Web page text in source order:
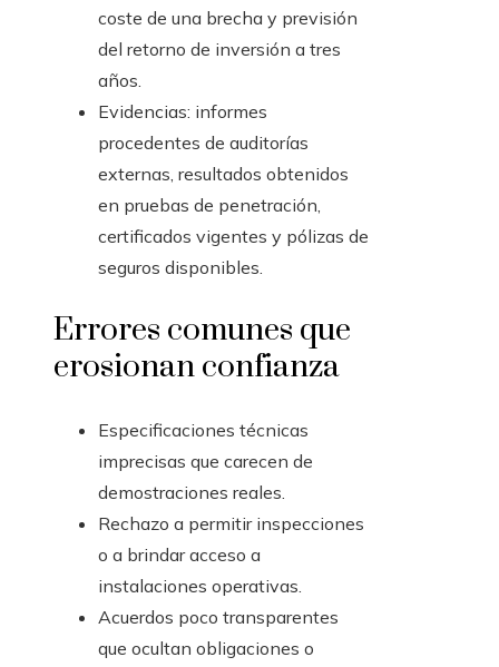
coste de una brecha y previsión
del retorno de inversión a tres
años.
Evidencias: informes
procedentes de auditorías
externas, resultados obtenidos
en pruebas de penetración,
certificados vigentes y pólizas de
seguros disponibles.
Errores comunes que
erosionan confianza
Especificaciones técnicas
imprecisas que carecen de
demostraciones reales.
Rechazo a permitir inspecciones
o a brindar acceso a
instalaciones operativas.
Acuerdos poco transparentes
que ocultan obligaciones o